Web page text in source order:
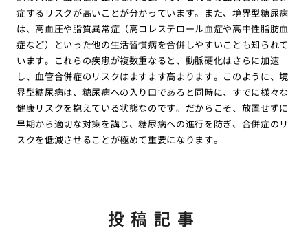
症するリスクが高いことが分かっています。また、境界型糖尿病
は、高血圧や脂質異常症（高コレステロール血症や高中性脂肪血
症など）といった他の生活習慣病を合併しやすいことも知られて
います。これらの疾患が複数重なると、動脈硬化はさらに加速
し、血管合併症のリスクはますます高まります。このように、境
界型糖尿病は、糖尿病への入り口であると同時に、すでに様々な
健康リスクを抱えている状態なのです。だからこそ、放置せずに
早期から適切な対策を講じ、糖尿病への進行を防ぎ、合併症のリ
スクを低減させることが極めて重要になります。
投稿記事